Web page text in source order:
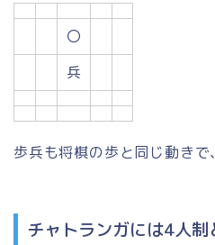
〇
兵
歩兵も将棋の歩と同じ動きで
チャトランガには4人制